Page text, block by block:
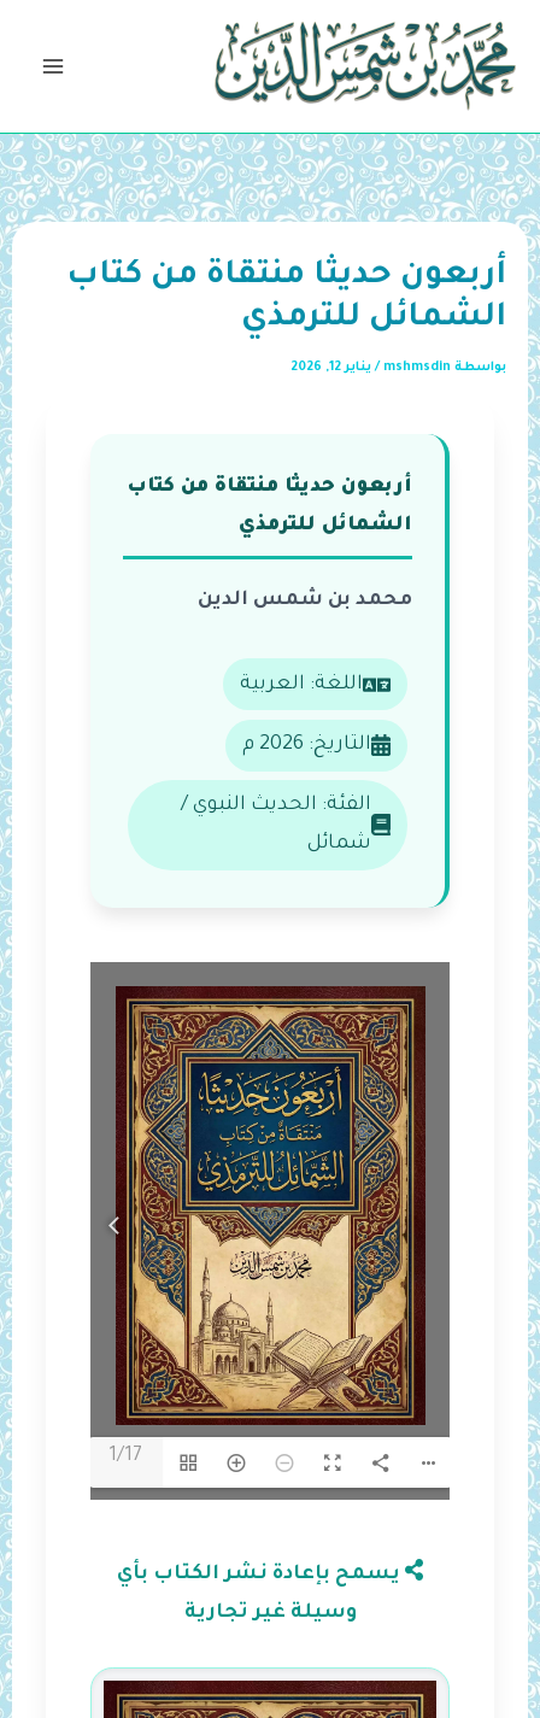
تخطي
المحتوى
أربعون حديثا منتقاة من كتاب
الشمائل للترمذي
بواسطة mshmsdin
/يناير 12, 2026
أربعون حديثا منتقاة من كتاب
الشمائل للترمذي
محمد بن شمس الدين
اللغة: العربية
التاريخ: 2026 م
الفئة: الحديث النبوي /
شمائل
1/17
يسمح بإعادة نشر الكتاب بأي
وسيلة غير تجارية